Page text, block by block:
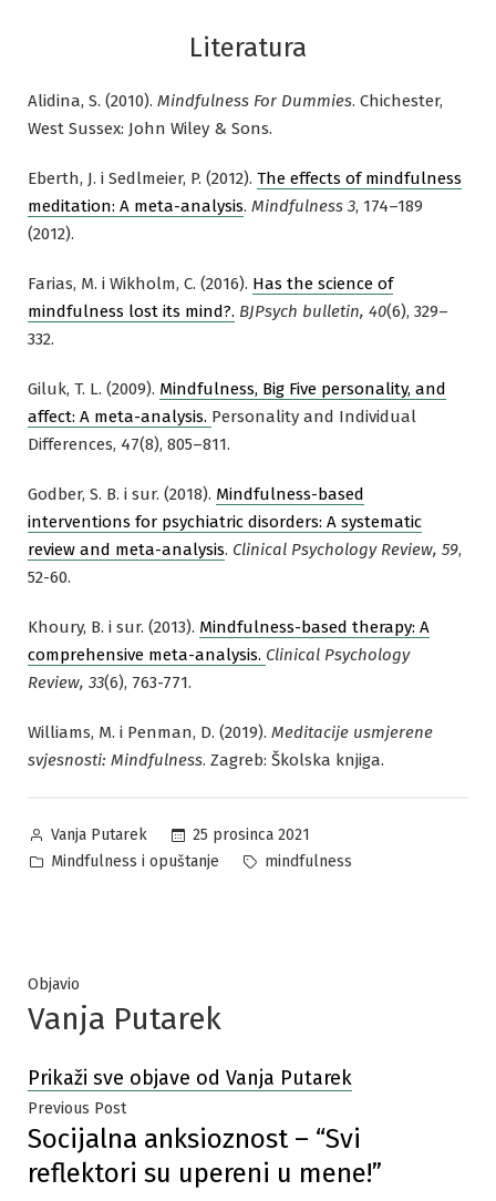
Literatura
Alidina, S. (2010). Mindfulness For Dummies. Chichester,
West Sussex: John Wiley & Sons.
Eberth, J. i Sedlmeier, P. (2012). The effects of mindfulness
meditation: A meta-analysis. Mindfulness 3, 174–189
(2012).
Farias, M. i Wikholm, C. (2016). Has the science of
mindfulness lost its mind?. BJPsych bulletin, 40(6), 329–
332.
Giluk, T. L. (2009). Mindfulness, Big Five personality, and
affect: A meta-analysis. Personality and Individual
Differences, 47(8), 805–811.
Godber, S. B. i sur. (2018). Mindfulness-based
interventions for psychiatric disorders: A systematic
review and meta-analysis. Clinical Psychology Review, 59,
52-60.
Khoury, B. i sur. (2013). Mindfulness-based therapy: A
comprehensive meta-analysis. Clinical Psychology
Review, 33(6), 763-771.
Williams, M. i Penman, D. (2019). Meditacije usmjerene
svjesnosti: Mindfulness. Zagreb: Školska knjiga.
Posted
by
Vanja Putarek
25 prosinca 2021
Posted
Mindfulness i opuštanje Tags:
mindfulness
Objavio
Vanja Putarek
Prikaži sve objave od Vanja Putarek
Navigacija
objava
Previous PostPrevious
post:
Socijalna anksioznost – “Svi
reflektori su upereni u mene!”